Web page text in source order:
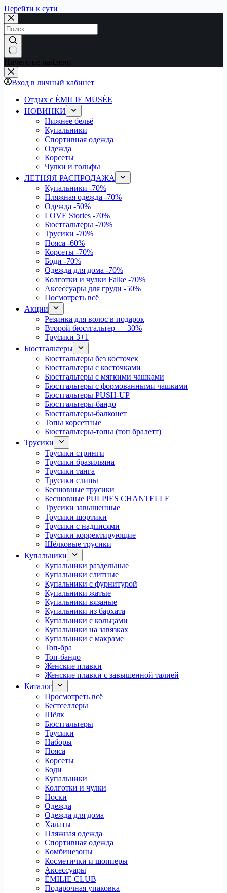
Перейти к сути
Ничего не найдено
Вход в личный кабинет
Отдых с ÉMILIE MUSÉE
НОВИНКИ
Нижнее бельё
Купальники
Спортивная одежда
Одежда
Корсеты
Чулки и гольфы
ЛЕТНЯЯ РАСПРОДАЖА
Купальники -70%
Пляжная одежда -70%
Одежда -50%
LOVE Stories -70%
Бюстгальтеры -70%
Трусики -70%
Пояса -60%
Корсеты -70%
Боди -70%
Одежда для дома -70%
Колготки и чулки Falke -70%
Аксессуары для груди -50%
Посмотреть всё
Акции
Резинка для волос в подарок
Второй бюстгальтер — 30%
Трусики 3+1
Бюстгальтеры
Бюстгальтеры без косточек
Бюстгальтеры с косточками
Бюстгальтеры с мягкими чашками
Бюстгальтеры с формованными чашками
Бюстгальтеры PUSH-UP
Бюстгальтеры-бандо
Бюстгальтеры-балконет
Топы корсетные
Бюстгальтеры-топы (топ бралетт)
Трусики
Трусики стринги
Трусики бразильяна
Трусики танга
Трусики слипы
Бесшовные трусики
Бесшовные PULPIES CHANTELLE
Трусики завышенные
Трусики шортики
Трусики с надписями
Трусики корректирующие
Шёлковые трусики
Купальники
Купальники раздельные
Купальники слитные
Купальники с фурнитурой
Купальники жатые
Купальники вязаные
Купальники из бархата
Купальники с кольцами
Купальники на завязках
Купальники с макраме
Топ-бра
Топ-бандо
Женские плавки
Женские плавки с завышенной талией
Каталог
Просмотреть всё
Бестселлеры
Шёлк
Бюстгальтеры
Трусики
Наборы
Пояса
Корсеты
Боди
Купальники
Колготки и чулки
Носки
Одежда
Одежда для дома
Халаты
Пляжная одежда
Спортивная одежда
Комбинезоны
Косметички и шопперы
Аксессуары
ÉMILIE CLUB
Подарочная упаковка